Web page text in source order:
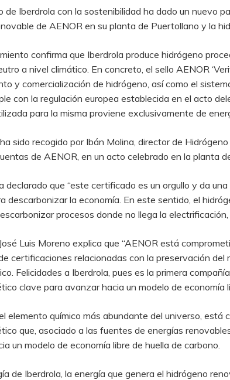
de Iberdrola con la sostenibilidad ha dado un nuevo
de AENOR en su planta de Puertollano y la
confirma que Iberdrola produce hidrógeno
a nivel climático. En concreto, el sello AENOR
y comercialización de hidrógeno, así como el
con la regulación europea establecida en el acto
para la misma proviene exclusivamente de
sido recogido por Ibán Molina, director de
de AENOR, en un acto celebrado en la planta
declarado que “este certificado es un orgullo y da
descarbonizar la economía. En este sentido, el
procesos donde no llega la
Luis Moreno explica que “AENOR está
certificaciones relacionadas con la preservación
Felicidades a Iberdrola, pues es la primera
clave para avanzar hacia un modelo de economía
elemento químico más abundante del universo,
que, asociado a las fuentes de energías
un modelo de economía libre de huella de carbono.
de Iberdrola, la energía que genera el hidrógeno